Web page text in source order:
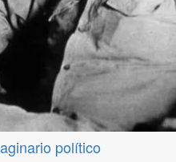
político